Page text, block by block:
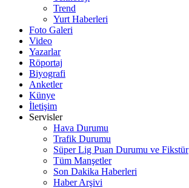
Trend
Yurt Haberleri
Foto Galeri
Video
Yazarlar
Röportaj
Biyografi
Anketler
Künye
İletişim
Servisler
Hava Durumu
Trafik Durumu
Süper Lig Puan Durumu ve Fikstür
Tüm Manşetler
Son Dakika Haberleri
Haber Arşivi